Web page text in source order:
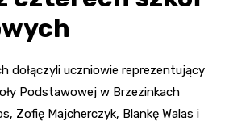
dołączyli uczniowie reprezentujący
Podstawowej w Brzezinkach
Zofię Majcherczyk, Blankę Walas i